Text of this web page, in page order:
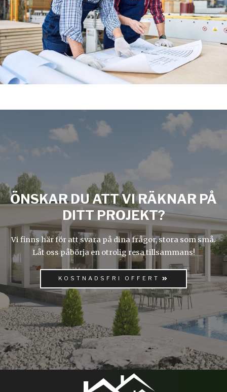
ÖNSKAR DU ATT VI RÄKNAR PÅ
DITT PROJEKT?
Vi finns här för att svara på dina frågor, stora som små.
Låt oss påbörja en otrolig resa tillsammans!
KOSTNADSFRI OFFERT